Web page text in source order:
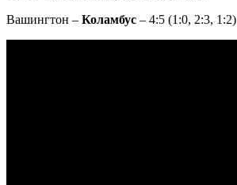
Вашингтон – Коламбус – 4:5 (1:0, 2:3, 1:2)